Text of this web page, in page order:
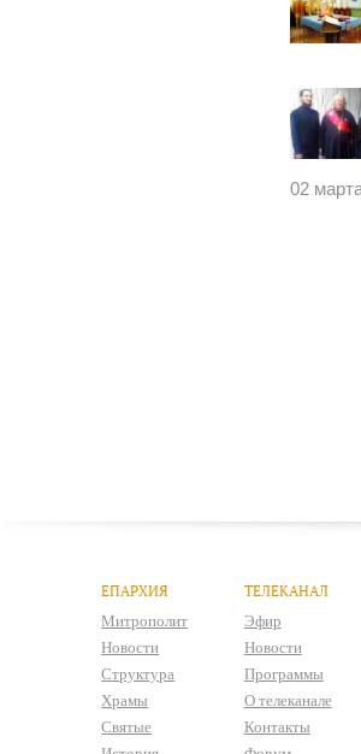
02
ЕПАРХИЯ
Митрополит
Новости
Структура
Храмы
Святые
ТЕЛЕКАНАЛ
Эфир
Новости
Программы
О телеканале
Контакты